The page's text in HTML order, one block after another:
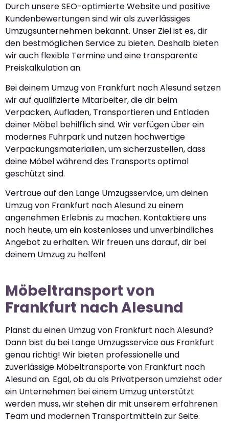
Durch unsere SEO-optimierte Website und positive
Kundenbewertungen sind wir als zuverlässiges
Umzugsunternehmen bekannt. Unser Ziel ist es, dir
den bestmöglichen Service zu bieten. Deshalb bieten
wir auch flexible Termine und eine transparente
Preiskalkulation an.
Bei deinem Umzug von Frankfurt nach Alesund setzen
wir auf qualifizierte Mitarbeiter, die dir beim
Verpacken, Aufladen, Transportieren und Entladen
deiner Möbel behilflich sind. Wir verfügen über ein
modernes Fuhrpark und nutzen hochwertige
Verpackungsmaterialien, um sicherzustellen, dass
deine Möbel während des Transports optimal
geschützt sind.
Vertraue auf den Lange Umzugsservice, um deinen
Umzug von Frankfurt nach Alesund zu einem
angenehmen Erlebnis zu machen. Kontaktiere uns
noch heute, um ein kostenloses und unverbindliches
Angebot zu erhalten. Wir freuen uns darauf, dir bei
deinem Umzug zu helfen!
Möbeltransport von
Frankfurt nach Alesund
Planst du einen Umzug von Frankfurt nach Alesund?
Dann bist du bei Lange Umzugsservice aus Frankfurt
genau richtig! Wir bieten professionelle und
zuverlässige Möbeltransporte von Frankfurt nach
Alesund an. Egal, ob du als Privatperson umziehst oder
ein Unternehmen bei einem Umzug unterstützt
werden muss, wir stehen dir mit unserem erfahrenen
Team und modernen Transportmitteln zur Seite.